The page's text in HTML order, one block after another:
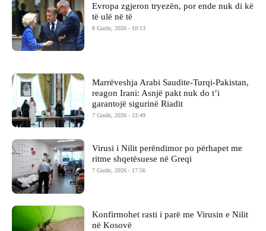
Evropa zgjeron tryezën, por ende nuk di kë
të ulë në të
8 Gusht, 2026 - 10:13
Marrëveshja Arabi Saudite-Turqi-Pakistan,
reagon Irani: Asnjë pakt nuk do t’i
garantojë sigurinë Riadit
7 Gusht, 2026 - 23:49
Virusi i Nilit perëndimor po përhapet me
ritme shqetësuese në Greqi
7 Gusht, 2026 - 17:56
Konfirmohet rasti i parë me Virusin e Nilit
në Kosovë